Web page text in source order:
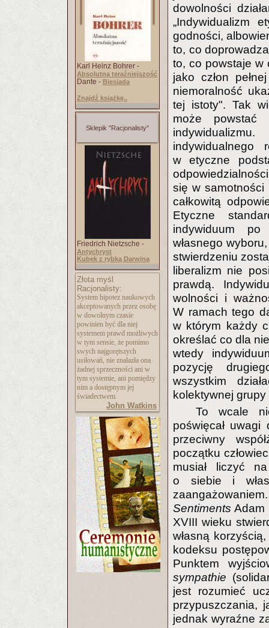
Karl Heinz Bohrer -
Absolutna teraźniejszość
Dante - Biesiada
Znajdź książkę..
Sklepik "Racjonalisty"
Friedrich Nietzsche -
Antychryst
Kubek z rybką Darwina
Złota myśl
Racjonalisty:
System hipotez naukowych
akceptowanych przez osobę
w dowolnym czasie
powinien być dla niej
systemem prawd możliwych
w tym sensie, że pomimo
swych najgorętszych
usiłowań, nie znalazła ona
żadnej sprzeczności ani w
tym systemie, ani pomiędzy
nim a dostępnym jej
świadectwem.
John Watkins
dowolności
„Indywidualizm
godności,
to, co
to, co powstaje w
jako człon
niemoralność
tej istoty". Tak
może powstać
indywidualnego
w etyczne
się w samotności
całkowitą
Etyczne
indywiduum po
własnego
stwierdzeniu
liberalizm nie
prawdą.
wolności i
W ramach tego
w którym każdy
określać co dla
wtedy
pozycję
wszystkim
kolektywnej
To wcale
poświęcał uwagi
przeciwny
początku
musiał liczyć
o siebie i
Sentiments Adam
XVIII wieku
własną
kodeksu
Punktem
sympathie
jest rozumieć
przypuszczania,
jednak wyraźne